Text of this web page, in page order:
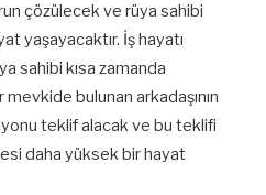
çözülecek ve rüya sahibi
yaşayacaktır. İş hayatı
sahibi kısa zamanda
bulunan arkadaşının
teklif alacak ve bu teklifi
daha yüksek bir hayat